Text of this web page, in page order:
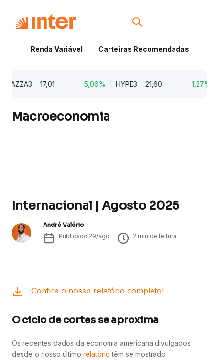
Renda Variável Carteiras Recomendadas
17,01 5,06% HYPE3 21,60 1,27%
Macroeconomia
Internacional | Agosto 2025
André Valério
Publicado 29/ago 2 min de leitura
Confira o nosso relatório completo!
O ciclo de cortes se aproxima
Os recentes dados da economia americana divulgados
desde o nosso último relatório têm se mostrado